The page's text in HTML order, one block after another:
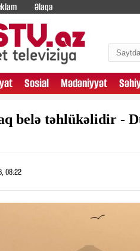
Əlaqə
Sosial Mədəniyyət
belə təhlükəlidir -
08:22